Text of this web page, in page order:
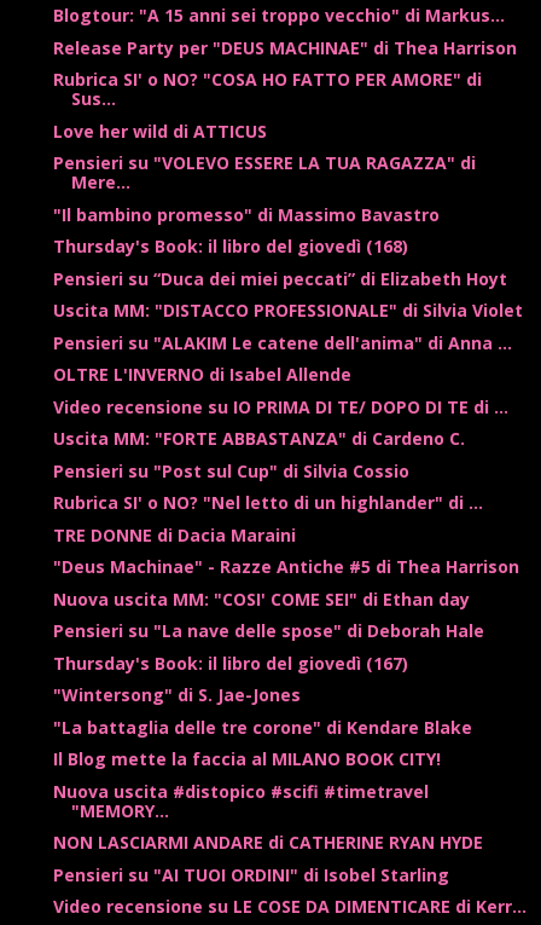
Blogtour: "A 15 anni sei troppo vecchio" di Markus...
Release Party per "DEUS MACHINAE" di Thea Harrison
Rubrica SI' o NO? "COSA HO FATTO PER AMORE" di
Sus...
Love her wild di ATTICUS
Pensieri su "VOLEVO ESSERE LA TUA RAGAZZA" di
Mere...
"Il bambino promesso" di Massimo Bavastro
Thursday's Book: il libro del giovedì (168)
Pensieri su “Duca dei miei peccati” di Elizabeth Hoyt
Uscita MM: "DISTACCO PROFESSIONALE" di Silvia Violet
Pensieri su "ALAKIM Le catene dell'anima" di Anna ...
OLTRE L'INVERNO di Isabel Allende
Video recensione su IO PRIMA DI TE/ DOPO DI TE di ...
Uscita MM: "FORTE ABBASTANZA" di Cardeno C.
Pensieri su "Post sul Cup" di Silvia Cossio
Rubrica SI' o NO? "Nel letto di un highlander" di ...
TRE DONNE di Dacia Maraini
"Deus Machinae" - Razze Antiche #5 di Thea Harrison
Nuova uscita MM: "COSI' COME SEI" di Ethan day
Pensieri su "La nave delle spose" di Deborah Hale
Thursday's Book: il libro del giovedì (167)
"Wintersong" di S. Jae-Jones
"La battaglia delle tre corone" di Kendare Blake
Il Blog mette la faccia al MILANO BOOK CITY!
Nuova uscita #distopico #scifi #timetravel
"MEMORY...
NON LASCIARMI ANDARE di CATHERINE RYAN HYDE
Pensieri su "AI TUOI ORDINI" di Isobel Starling
Video recensione su LE COSE DA DIMENTICARE di Kerr...